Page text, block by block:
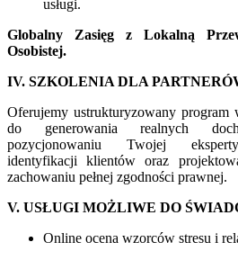
usługi.
Globalny Zasięg z Lokalną
Osobistej.
IV. SZKOLENIA DLA
Oferujemy ustrukturyzowany
do generowania realnych
pozycjonowaniu Twojej
identyfikacji klientów oraz
zachowaniu pełnej zgodności prawnej.
V. USŁUGI MOŻLIWE DO
Online ocena wzorców stresu i